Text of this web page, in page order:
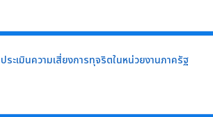
ระเมินความเสี่ยงการทุจริตในหน่วยงานภาครัฐ